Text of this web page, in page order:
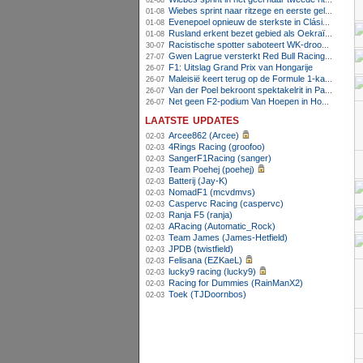
01-08 Wiebes sprint naar ritzege en eerste gele trui in Tour Femmes
01-08 Evenepoel opnieuw de sterkste in Clásica San Sebastián
01-08 Rusland erkent bezet gebied als Oekraïens voor opheffing IOC-schorsing
30-07 Racistische spotter saboteert WK-droom van powerliftster
27-07 Gwen Lagrue versterkt Red Bull Racing vanaf 2027
26-07 F1: Uitslag Grand Prix van Hongarije
26-07 Maleisië keert terug op de Formule 1-kalender in 2026
26-07 Van der Poel bekroont spektakelrit in Parijs met nipte zege; eindzege Pogacar
26-07 Net geen F2-podium Van Hoepen in Hongarije, Leon maakt indruk
laatste updates
02-03 Arcee862 (Arcee)
02-03 4Rings Racing (groofoo)
02-03 SangerF1Racing (sanger)
02-03 Team Poehej (poehej)
02-03 Batterij (Jay-K)
02-03 NomadF1 (mcvdmvs)
02-03 Caspervc Racing (caspervc)
02-03 Ranja F5 (ranja)
02-03 ARacing (Automatic_Rock)
02-03 Team James (James-Hetfield)
02-03 JPDB (twistfield)
02-03 Felisana (EZKaeL)
02-03 lucky9 racing (lucky9)
02-03 Racing for Dummies (RainManX2)
02-03 Toek (TJDoornbos)